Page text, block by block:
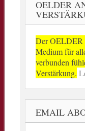
OELDER
Der
Medium für
verbunden
Verstärkung.
EMAIL